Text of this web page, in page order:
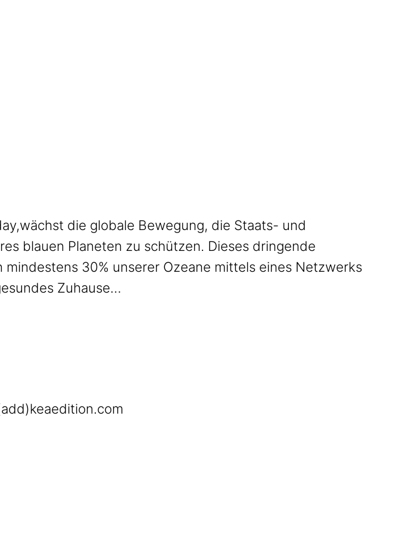
die globale Bewegung, die Staats- und
blauen Planeten zu schützen. Dieses dringende
30% unserer Ozeane mittels eines Netzwerks
Zuhause…